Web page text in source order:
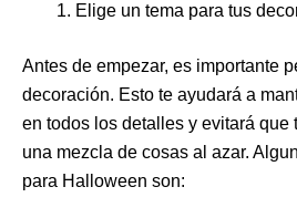
Elige un tema para tus
Antes de empezar, es importante
decoración. Esto te ayudará a
en todos los detalles y evitará que
una mezcla de cosas al azar.
para Halloween son: